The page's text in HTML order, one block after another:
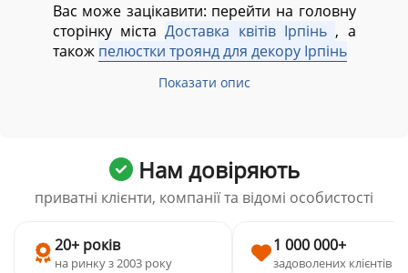
Вас може зацікавити: перейти на головну
сторінку містаДоставка квітів Ірпінь , а
також пелюстки троянд для декору Ірпінь
Показати опис
Нам довіряють
приватні клієнти, компанії та відомі особистості
20+ років
на ринку з 2003 року
1 000 000+
задоволених клієнтів